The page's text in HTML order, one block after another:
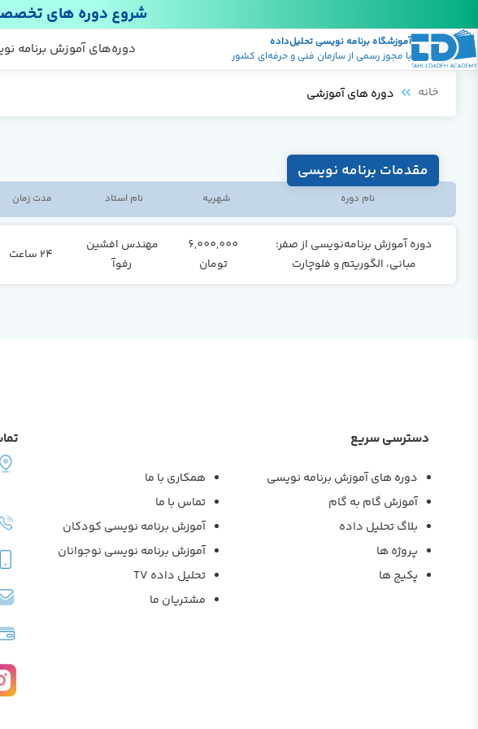
شروع دوره های
آموزشگاه برنامه نویسی تحلیل‌داده
با مجوز رسمی از سازمان فنی و حرفه‌ای کشور
دوره‌های آموزش برنامه
پکیج ها
منابع رایگان
خانه دوره های آموزشی
مقدمات برنامه نویسی
نام دوره شهریه نام استاد مدت زمان
دوره آموزش برنامه‌نویسی از صفر:
مبانی، الگوریتم و فلوچارت
6,000,000
تومان
مهندس افشین
رفوآ
24 ساعت
دسترسی سریع
دوره های آموزش برنامه نویسی
آموزش گام به گام
بلاگ تحلیل داده
پروژه ها
پکیج ها
همکاری با ما
تماس با ما
آموزش برنامه نویسی کودکان
آموزش برنامه نویسی نوجوانان
تحلیل داده TV
مشتریان ما